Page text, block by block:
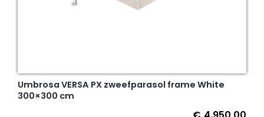
Umbrosa VERSA PX zweefparasol frame White
300×300 cm